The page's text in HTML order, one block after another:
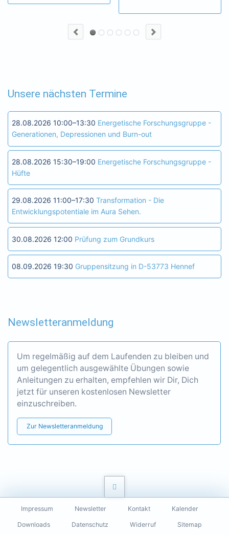
Unsere nächsten Termine
28.08.2026 10:00–13:30 Energetische Forschungsgruppe -
Generationen, Depressionen und Burn-out
28.08.2026 15:30–19:00 Energetische Forschungsgruppe -
Hüfte
29.08.2026 11:00–17:30 Transformation - Die
Entwicklungspotentiale im Aura Sehen.
30.08.2026 12:00 Prüfung zum Grundkurs
08.09.2026 19:30 Gruppensitzung in D-53773 Hennef
Newsletteranmeldung
Um regelmäßig auf dem Laufenden zu bleiben und
um gelegentlich ausgewählte Übungen sowie
Anleitungen zu erhalten, empfehlen wir Dir, Dich
jetzt für unseren kostenlosen Newsletter
einzuschreiben.
Zur Newsletteranmeldung
Navigation
überspringen
Impressum Newsletter Kontakt Kalender
Downloads Datenschutz Widerruf Sitemap